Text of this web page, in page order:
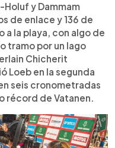
Holuf y Dammam
de enlace y 136 de
a la playa, con algo de
tramo por un lago
Chicherit
Loeb en la segunda
seis cronometradas
récord de Vatanen.